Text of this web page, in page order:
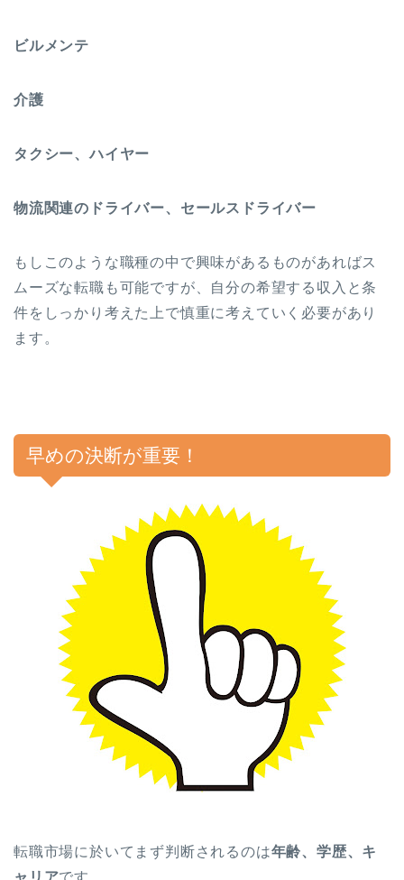
ビルメンテ
介護
タクシー、ハイヤー
物流関連のドライバー、セールスドライバー
もしこのような職種の中で興味があるものがあればス
ムーズな転職も可能ですが、自分の希望する収入と条
件をしっかり考えた上で慎重に考えていく必要があり
ます。
早めの決断が重要！
転職市場に於いてまず判断されるのは年齢、学歴、キ
ャリアです。